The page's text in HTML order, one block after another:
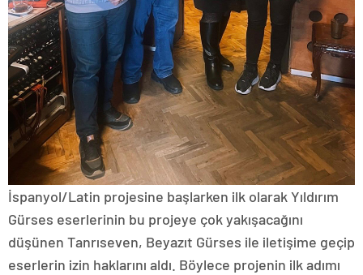
İspanyol/Latin projesine başlarken ilk olarak Yıldırım
Gürses eserlerinin bu projeye çok yakışacağını
düşünen Tanrıseven, Beyazıt Gürses ile iletişime geçip
eserlerin izin haklarını aldı. Böylece projenin ilk adımı